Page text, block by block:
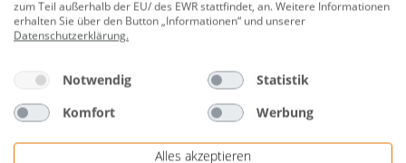
Bosch Exzenterschleifer PEX 400 AE
370 W, Ø 125 mm
zum Teil außerhalb der EU/ des EWR stattfindet, an. Weitere Informationen
erhalten Sie über den Button „Informationen“ und unserer
Datenschutzerklärung.
Notwendig
Statistik
Komfort
Werbung
Alles akzeptieren